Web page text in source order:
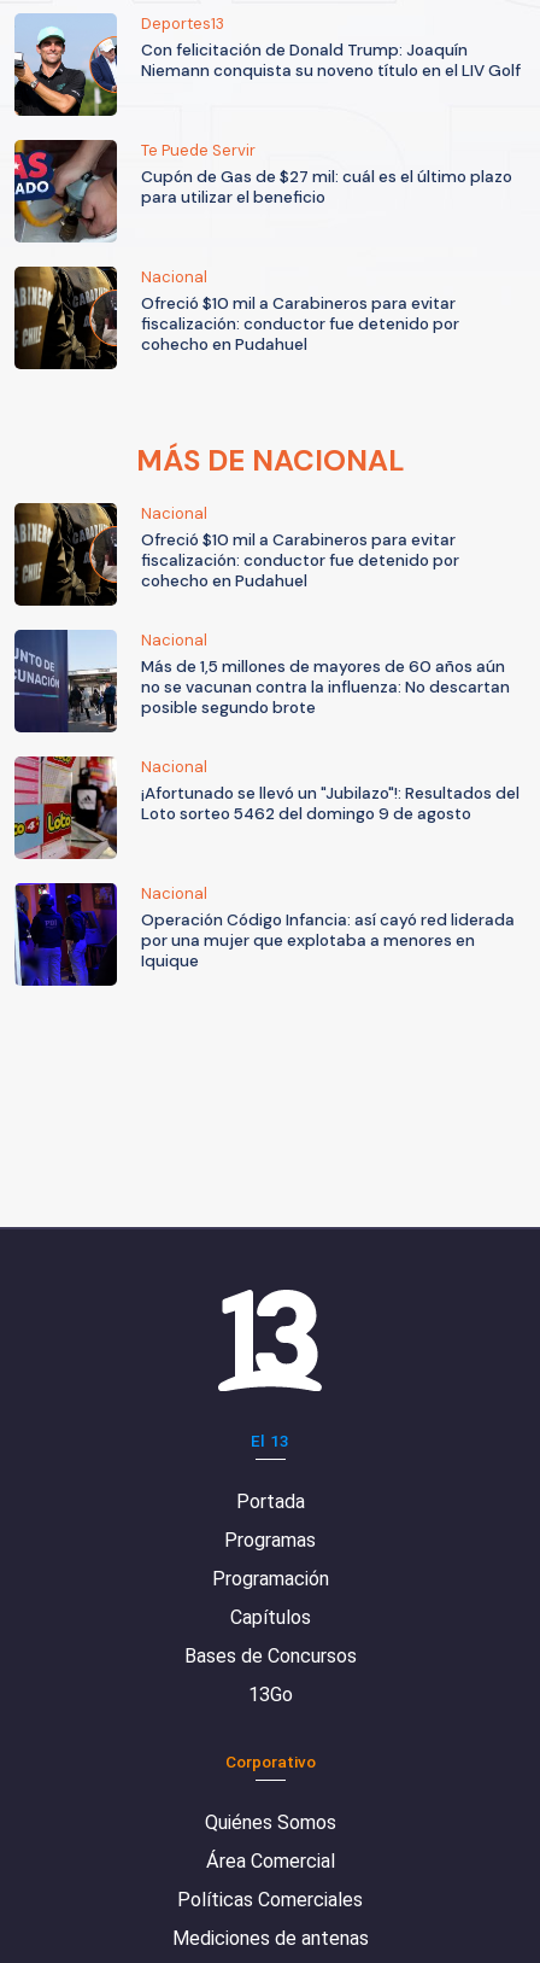
Deportes13
Con felicitación de Donald Trump: Joaquín
Niemann conquista su noveno título en el LIV Golf
Te Puede Servir
Cupón de Gas de $27 mil: cuál es el último plazo
para utilizar el beneficio
Nacional
Ofreció $10 mil a Carabineros para evitar
fiscalización: conductor fue detenido por
cohecho en Pudahuel
MÁS DE NACIONAL
Nacional
Ofreció $10 mil a Carabineros para evitar
fiscalización: conductor fue detenido por
cohecho en Pudahuel
Nacional
Más de 1,5 millones de mayores de 60 años aún
no se vacunan contra la influenza: No descartan
posible segundo brote
Nacional
¡Afortunado se llevó un "Jubilazo"!: Resultados del
Loto sorteo 5462 del domingo 9 de agosto
Nacional
Operación Código Infancia: así cayó red liderada
por una mujer que explotaba a menores en
Iquique
El 13
Portada
Programas
Programación
Capítulos
Bases de Concursos
13Go
Corporativo
Quiénes Somos
Área Comercial
Políticas Comerciales
Mediciones de antenas